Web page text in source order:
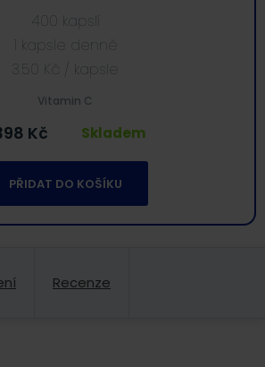
400 kapslí
1 kapsle denně
3.50 Kč / kapsle
Vitamin C
Kč Skladem
PŘIDAT DO KOŠÍKU
Recenze